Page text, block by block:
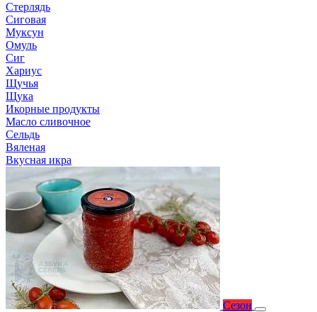
Стерлядь
Сиговая
Муксун
Омуль
Сиг
Хариус
Щучья
Щука
Икорные продукты
Масло сливочное
Сельдь
Вяленая
Вкусная икра
Сезон